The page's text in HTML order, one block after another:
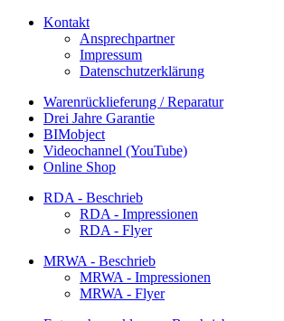
Kontakt
Ansprechpartner
Impressum
Datenschutzerklärung
Warenrücklieferung / Reparatur
Drei Jahre Garantie
BIMobject
Videochannel (YouTube)
Online Shop
RDA - Beschrieb
RDA - Impressionen
RDA - Flyer
MRWA - Beschrieb
MRWA - Impressionen
MRWA - Flyer